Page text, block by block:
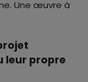
Une œuvre à
leur propre